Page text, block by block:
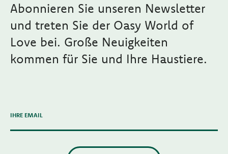
Abonnieren Sie unseren Newsletter
und treten Sie der Oasy World of
Love bei. Große Neuigkeiten
kommen für Sie und Ihre Haustiere.
IHRE EMAIL